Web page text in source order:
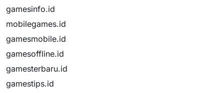
gamesinfo.id
mobilegames.id
gamesmobile.id
gamesoffline.id
gamesterbaru.id
gamestips.id